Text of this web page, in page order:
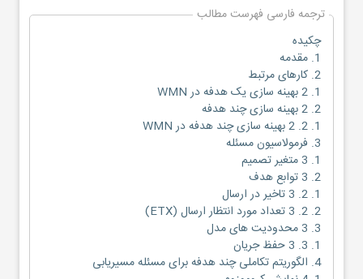
ترجمه فارسی فهرست مطالب
چکیده
1. مقدمه
2. کارهای مرتبط
1. 2 بهینه سازی یک هدفه در WMN
2. 2 بهینه سازی چند هدفه
1. 2. 2 بهینه سازی چند هدفه در WMN
3. فرمولاسیون مسئله
1. 3 متغیر تصمیم
2. 3 توابع هدف
1. 2. 3 تاخیر در ارسال
2. 2. 3 تعداد مورد انتظار ارسال (ETX)
3. 3 محدودیت های مدل
1. 3. 3 حفظ جریان
4. الگوریتم تکاملی چند هدفه برای مسئله مسیریابی